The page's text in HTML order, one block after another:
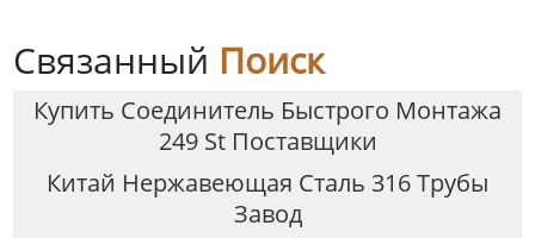
Связанный Поиск
Купить Соединитель Быстрого Монтажа
249 St Поставщики
Китай Нержавеющая Сталь 316 Трубы
Завод